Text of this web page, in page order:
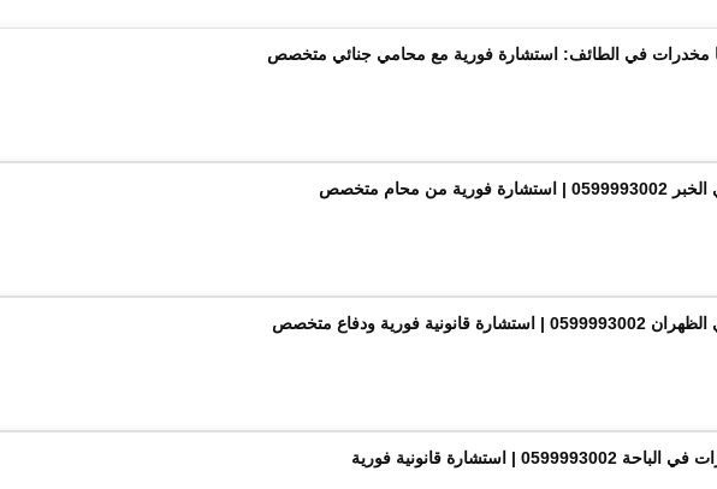
مخدرات في الطائف: استشارة فورية مع محامي جنائي متخصص
محام متخصص
فورية ودفاع متخصص
| استشارة قانونية فورية